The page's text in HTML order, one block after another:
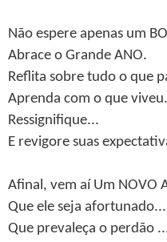
Não espere apenas um
Abrace o Grande ANO.
Reflita sobre tudo o que
Aprenda com o que viveu.
Ressignifique...
E revigore suas
Afinal, vem aí Um NOVO
Que ele seja afortunado...
Que prevaleça o perdão